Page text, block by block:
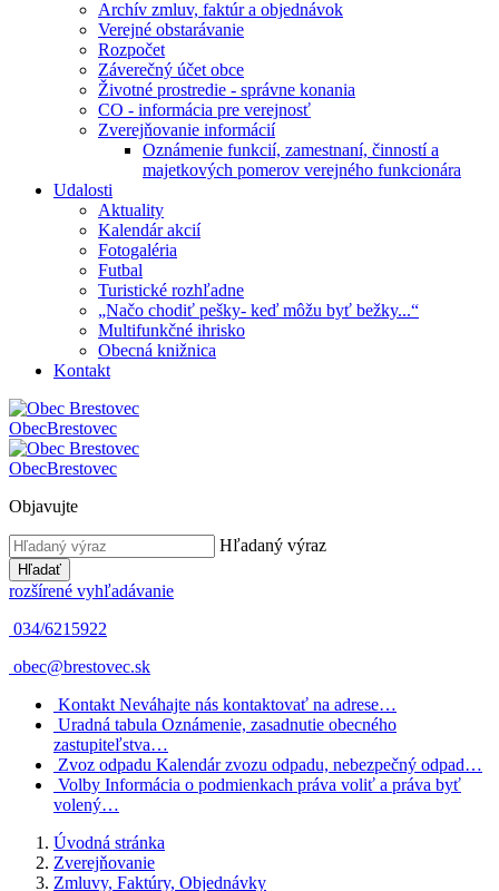
Archív zmluv, faktúr a objednávok
Verejné obstarávanie
Rozpočet
Záverečný účet obce
Životné prostredie - správne konania
CO - informácia pre verejnosť
Zverejňovanie informácií
Oznámenie funkcií, zamestnaní, činností a
majetkových pomerov verejného funkcionára
Udalosti
Aktuality
Kalendár akcií
Fotogaléria
Futbal
Turistické rozhľadne
„Načo chodiť pešky- keď môžu byť bežky...“
Multifunkčné ihrisko
Obecná knižnica
Kontakt
ObecBrestovec
ObecBrestovec
Objavujte
Hľadaný výraz
Hľadať
rozšírené vyhľadávanie
034/6215922
obec@brestovec.sk
Kontakt Neváhajte nás kontaktovať na adrese…
Uradná tabula Oznámenie, zasadnutie obecného
zastupiteľstva…
Zvoz odpadu Kalendár zvozu odpadu, nebezpečný odpad…
Volby Informácia o podmienkach práva voliť a práva byť
volený…
Úvodná stránka
Zverejňovanie
Zmluvy, Faktúry, Objednávky